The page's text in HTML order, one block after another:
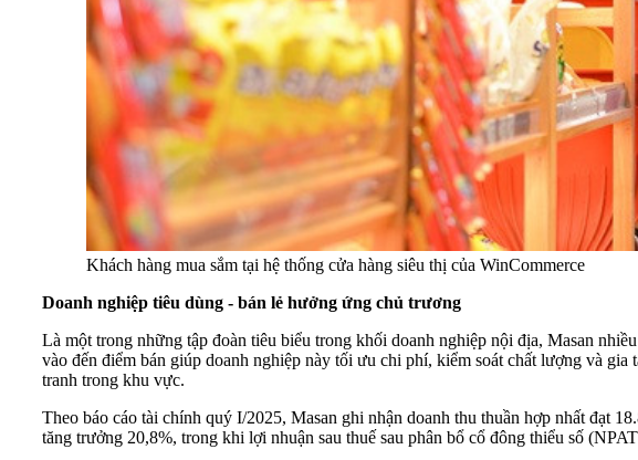
Khách hàng mua sắm tại hệ thống cửa hàng siêu thị của WinCommerce
Doanh nghiệp tiêu dùng - bán lẻ hưởng ứng chủ trương
Là một trong những tập đoàn tiêu biểu trong khối doanh nghiệp nội địa, Masan
vào đến điểm bán giúp doanh nghiệp này tối ưu chi phí, kiểm soát chất lượng và
tranh trong khu vực.
Theo báo cáo tài chính quý I/2025, Masan ghi nhận doanh thu thuần hợp nhất đạt
tăng trưởng 20,8%, trong khi lợi nhuận sau thuế sau phân bổ cổ đông thiểu số